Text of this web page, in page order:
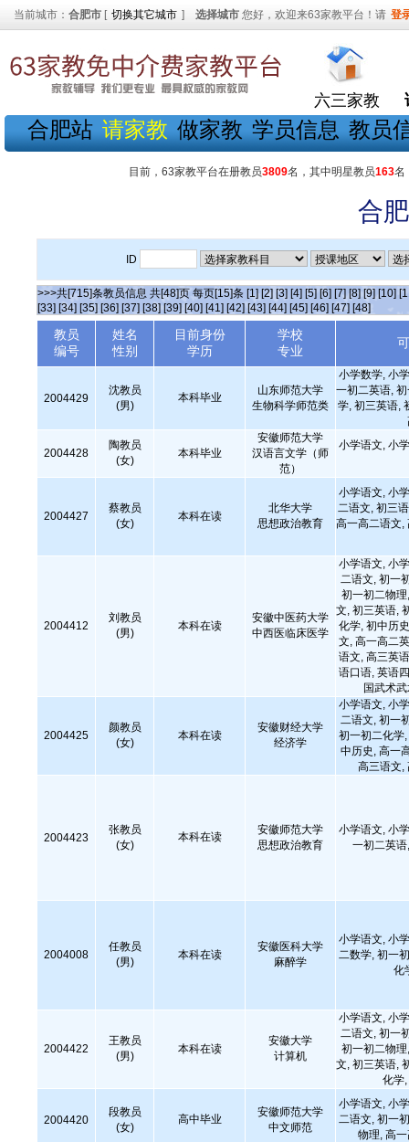
当前城市： 合肥市 [ 切换其它城市 ] 选择城市 您好，欢迎来63家教平台！请 登
六三家教
合肥站 请家教 做家教 学员信息 教员
目前，63家教平台在册教员3809名，其中明星教员163名
合
ID
>>>共[715]条教员信息 共[48]页 每页[15]条 [1] [2] [3] [4] [5] [6] [7] [8] [9] [10]
[33] [34] [35] [36] [37] [38] [39] [40] [41] [42] [43] [44] [45] [46] [47] [48]
教员
编号
姓名
性别
目前身份
学历
学校
专业
2004429
沈教员
(男)
本科毕业
山东师范大学
生物科学师范类
小学数学, 小
一初二英语,
学, 初三英语,
2004428
陶教员
(女)
本科毕业
安徽师范大学
汉语言文学（师
范）
小学语文, 小
2004427
蔡教员
(女)
本科在读
北华大学
思想政治教育
小学语文, 小
二语文, 初三
高一高二语文,
2004412
刘教员
(男)
本科在读
安徽中医药大学
中西医临床医学
小学语文, 小
二语文, 初一
初一初二物
文, 初三英语,
化学, 初中历
文, 高一高二
语文, 高三英
语口语, 英语
国武术
2004425
颜教员
(女)
本科在读
安徽财经大学
经济学
小学语文, 小
二语文, 初一
初一初二化学
中历史, 高一
高三语文,
2004423
张教员
(女)
本科在读
安徽师范大学
思想政治教育
小学语文, 小
一初二英
2004008
任教员
(男)
本科在读
安徽医科大学
麻醉学
小学语文, 小
二数学, 初一
化
2004422
王教员
(男)
本科在读
安徽大学
计算机
小学语文, 小
二语文, 初一
初一初二物
文, 初三英语,
化学
2004420
段教员
(女)
高中毕业
安徽师范大学
中文师范
小学语文, 小
二语文, 初一
物理, 高